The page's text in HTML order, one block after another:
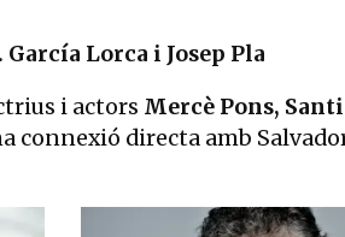
García Lorca i Josep Pla
i actors Mercè Pons,
directa amb